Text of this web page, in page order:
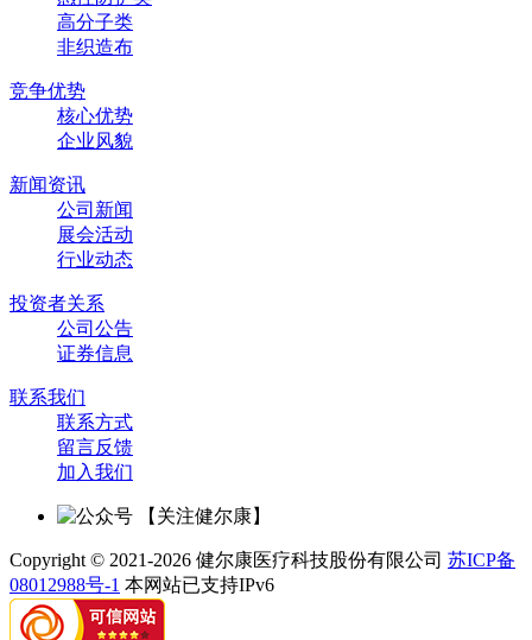
高分子类
非织造布
竞争优势
核心优势
企业风貌
新闻资讯
公司新闻
展会活动
行业动态
投资者关系
公司公告
证券信息
联系我们
联系方式
留言反馈
加入我们
【关注健尔康】
Copyright © 2021-2026 健尔康医疗科技股份有限公司 苏ICP备
08012988号-1 本网站已支持IPv6